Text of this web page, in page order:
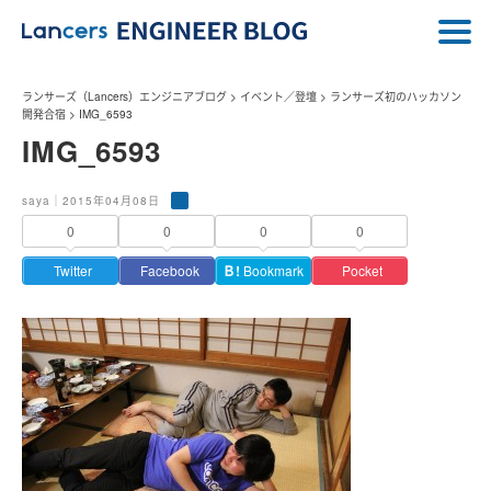
ランサーズ（Lancers）エンジニアブログ > イベント／登壇 > ランサーズ初のハッカソン
開発合宿 > IMG_6593
IMG_6593
saya｜2015年04月08日
0
Twitter
0
Facebook
0
Ｂ! Bookmark
0
Pocket